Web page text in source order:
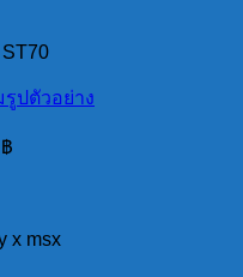
รูปตัวอย่าง
฿
x msx